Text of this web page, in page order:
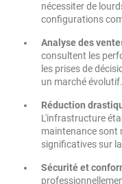
nécessiter de
configurations
Analyse des
consultent les
les prises de
un marché évolutif.
Réduction
L'infrastructure
maintenance sont
significatives sur
Sécurité et